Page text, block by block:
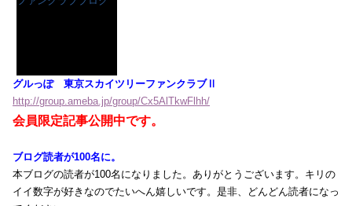
グルっぽ 東京スカイツリーファンクラブⅡ
http://group.ameba.jp/group/Cx5AlTkwFlhh/
会員限定記事公開中です。
ブログ読者が100名に。
本ブログの読者が100名になりました。ありがとうございます。キリの
イイ数字が好きなのでたいへん嬉しいです。是非、どんどん読者になっ